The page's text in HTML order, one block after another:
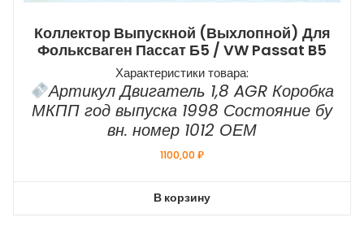
Коллектор Выпускной (выхлопной) Для
Фольксваген Пассат Б5 / VW Passat B5
Характеристики товара:
Артикул Двигатель 1,8 AGR Коробка
МКПП год выпуска 1998 Состояние бу
вн. номер 1012 ОЕМ
1100,00₽
В корзину